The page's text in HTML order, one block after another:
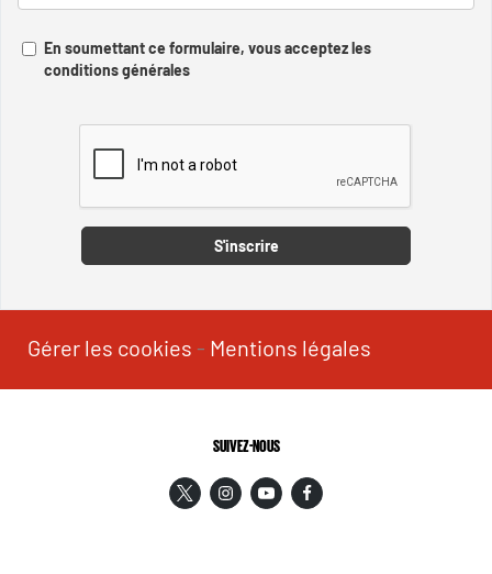
En soumettant ce formulaire, vous acceptez les
conditions générales
S'inscrire
Gérer les cookies - Mentions légales
SUIVEZ-NOUS